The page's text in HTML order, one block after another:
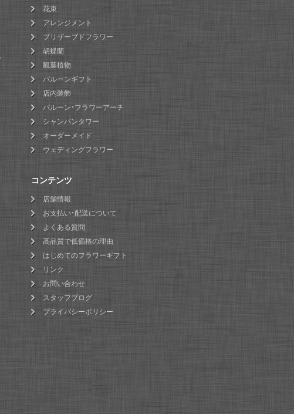
花束
アレンジメント
プリザーブドフラワー
胡蝶蘭
観葉植物
バルーンギフト
店内装飾
バルーン・フラワーアーチ
シャンパンタワー
オーダーメイド
ウェディングフラワー
コンテンツ
店舗情報
お支払い・配送について
よくある質問
高品質で低価格の理由
はじめてのフラワーギフト
リンク
お問い合わせ
スタッフブログ
プライバシーポリシー